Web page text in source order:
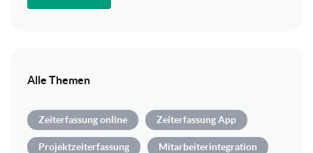
Alle Themen
Zeiterfassung online Zeiterfassung App
Projektzeiterfassung Mitarbeiterintegration